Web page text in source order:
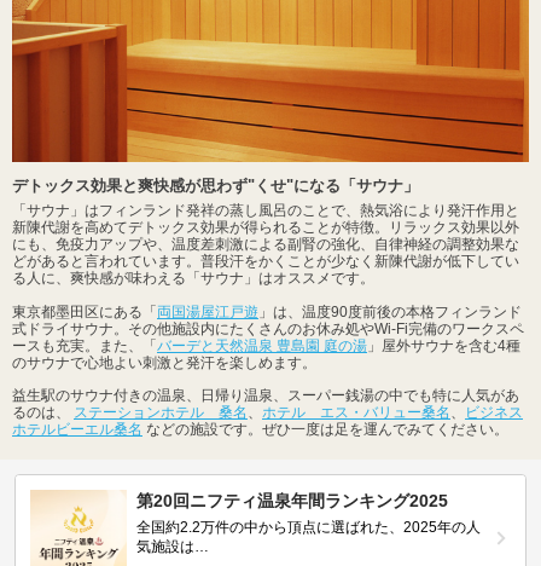
デトックス効果と爽快感が思わず"くせ"になる「サウナ」
「サウナ」はフィンランド発祥の蒸し風呂のことで、熱気浴により発汗作用と
新陳代謝を高めてデトックス効果が得られることが特徴。リラックス効果以外
にも、免疫力アップや、温度差刺激による副腎の強化、自律神経の調整効果な
どがあると言われています。普段汗をかくことが少なく新陳代謝が低下してい
る人に、爽快感が味わえる「サウナ」はオススメです。
東京都墨田区にある「 両国湯屋江戸遊 」は、温度90度前後の本格フィンランド
式ドライサウナ。その他施設内にたくさんのお休み処やWi-Fi完備のワークスペ
ースも充実。また、「 バーデと天然温泉 豊島園 庭の湯 」屋外サウナを含む4種
のサウナで心地よい刺激と発汗を楽しめます。
益生駅のサウナ付きの温泉、日帰り温泉、スーパー銭湯の中でも特に人気があ
るのは、 ステーションホテル 桑名 、 ホテル エス・バリュー桑名 、
ビジネス
ホテルビーエル桑名 などの施設です。ぜひ一度は足を運んでみてください。
第20回ニフティ温泉年間ランキング2025
全国約2.2万件の中から頂点に選ばれた、2025年の人
気施設は…